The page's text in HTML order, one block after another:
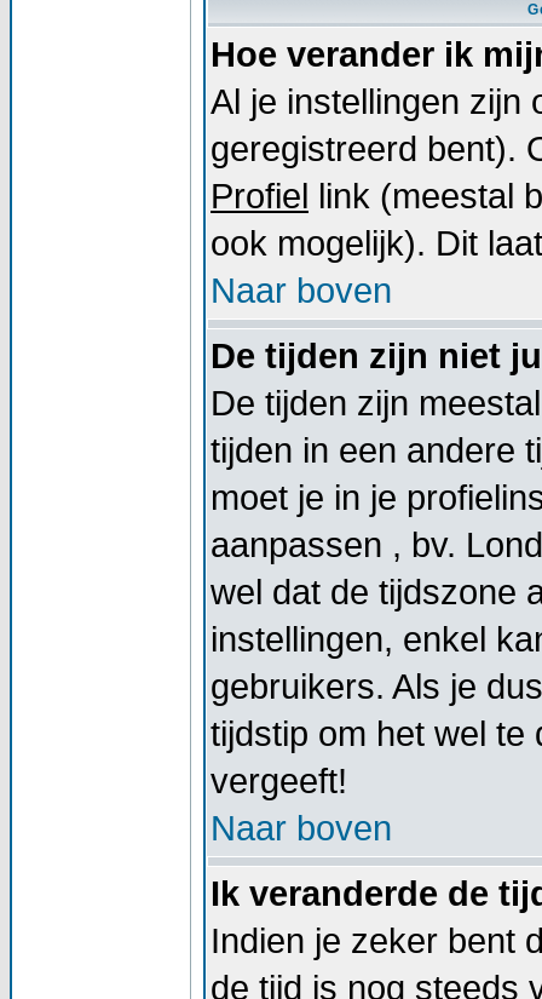
Hoe verander ik
Al je instellingen zijn
geregistreerd bent).
Profiel link (meestal
ook mogelijk). Dit
Naar boven
De tijden zijn niet
De tijden zijn
tijden in een andere
moet je in je
aanpassen , bv.
wel dat de tijdszone
instellingen, enkel
gebruikers. Als je
tijdstip om het wel te
vergeeft!
Naar boven
Ik veranderde de
Indien je zeker bent
de tijd is nog steeds